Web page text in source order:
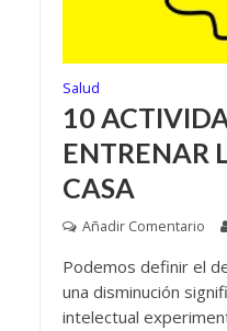
Salud
10
ENTRENAR
CASA
Añadir Comentario
Podemos definir el
una disminución
intelectual